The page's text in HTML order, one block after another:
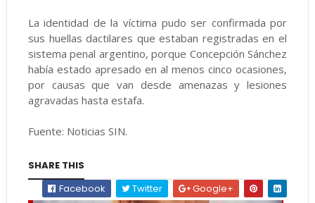
La identidad de la víctima pudo ser confirmada por
sus huellas dactilares que estaban registradas en el
sistema penal argentino, porque Concepción Sánchez
había estado apresado en al menos cinco ocasiones,
por causas que van desde amenazas y lesiones
agravadas hasta estafa.
Fuente: Noticias SIN.
SHARE THIS
Facebook
Twitter Google+